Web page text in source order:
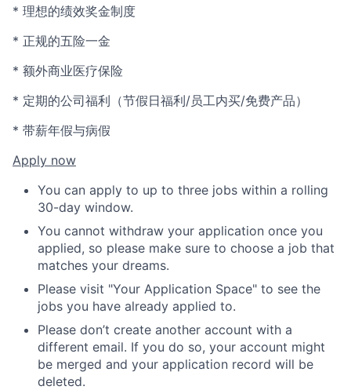
* 理想的绩效奖金制度
* 正规的五险一金
* 额外商业医疗保险
* 定期的公司福利（节假日福利/员工内买/免费产品）
* 带薪年假与病假
Apply now
You can apply to up to three jobs within a rolling
30-day window.
You cannot withdraw your application once you
applied, so please make sure to choose a job that
matches your dreams.
Please visit "Your Application Space" to see the
jobs you have already applied to.
Please don’t create another account with a
different email. If you do so, your account might
be merged and your application record will be
deleted.